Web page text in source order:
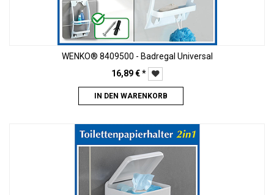
WENKO® 8409500 - Badregal Universal
16,89€*
IN DEN WARENKORB